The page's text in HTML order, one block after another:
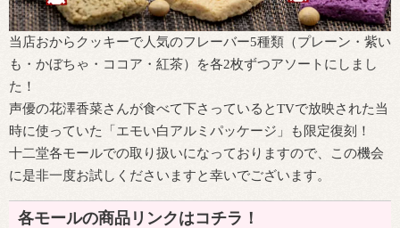
当店おからクッキーで人気のフレーバー5種類（プレーン・紫い
も・かぼちゃ・ココア・紅茶）を各2枚ずつアソートにしまし
た！
声優の花澤香菜さんが食べて下さっているとTVで放映された当
時に使っていた「エモい白アルミパッケージ」も限定復刻！
十二堂各モールでの取り扱いになっておりますので、この機会
に是非一度お試しくださいますと幸いでございます。
各モールの商品リンクはコチラ！